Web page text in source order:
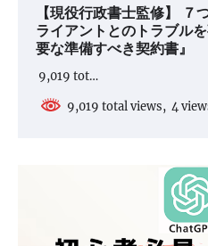
【現役行政書士監修】
ライアントとのトラブル
要な準備すべき契約書』
9,019 tot…
9,019 total views, 4